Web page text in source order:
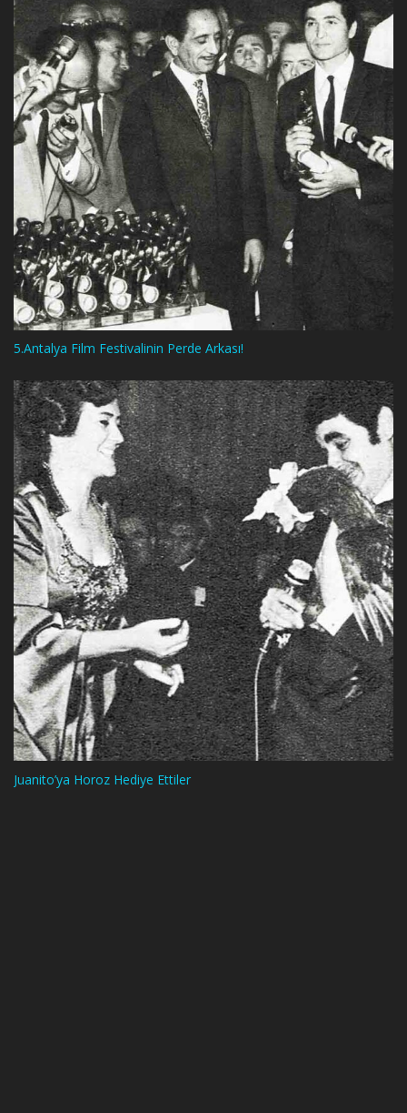
5.Antalya Film Festivalinin Perde Arkası!
Juanito’ya Horoz Hediye Ettiler